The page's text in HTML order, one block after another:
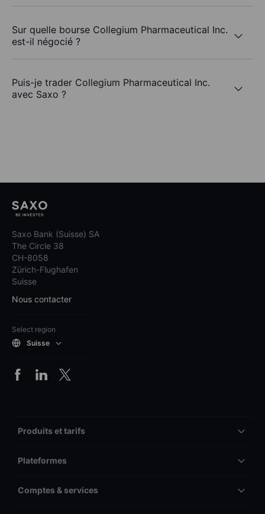
Sur quelle bourse Collegium Pharmaceutical Inc.
est-il négocié ?
Puis-je trader Collegium Pharmaceutical Inc.
avec Saxo ?
Saxo Bank (Suisse) SA
The Circle 38
CH-8058
Zürich-Flughafen
Suisse
Nous contacter
Select region
Suisse
Produits et tarifs
Plateformes
Comptes & services